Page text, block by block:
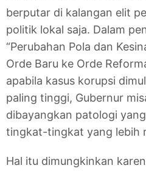
berputar di kalangan elit
politik lokal saja. Dalam
“Perubahan Pola dan
Orde Baru ke Orde
apabila kasus korupsi
paling tinggi, Gubernur
dibayangkan patologi
tingkat-tingkat yang lebih
Hal itu dimungkinkan